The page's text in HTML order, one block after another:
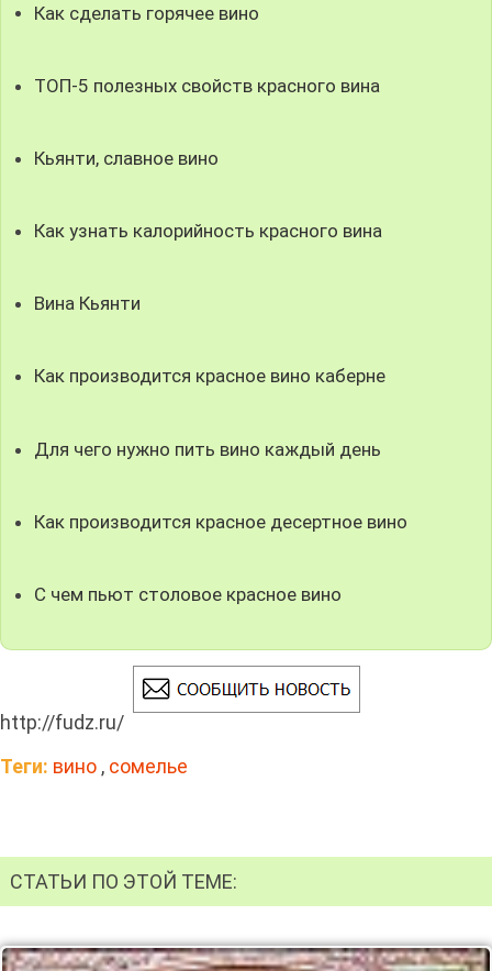
Как сделать горячее вино
ТОП-5 полезных свойств красного вина
Кьянти, славное вино
Как узнать калорийность красного вина
Вина Кьянти
Как производится красное вино каберне
Для чего нужно пить вино каждый день
Как производится красное десертное вино
С чем пьют столовое красное вино
http://fudz.ru/
Теги: вино , сомелье
СТАТЬИ ПО ЭТОЙ ТЕМЕ: